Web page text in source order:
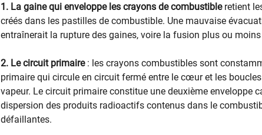
1. La gaine qui enveloppe les crayons de combustible retient
créés dans les pastilles de combustible. Une mauvaise
entraînerait la rupture des gaines, voire la fusion plus ou
2. Le circuit primaire : les crayons combustibles sont
primaire qui circule en circuit fermé entre le cœur et les
vapeur. Le circuit primaire constitue une deuxième enveloppe
dispersion des produits radioactifs contenus dans le
défaillantes.